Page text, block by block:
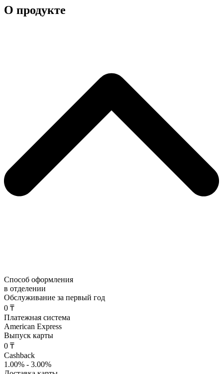
О продукте
Способ оформления
в отделении
Обслуживание за первый год
0 ₸
Платежная система
American Express
Выпуск карты
0 ₸
Cashback
1.00% - 3.00%